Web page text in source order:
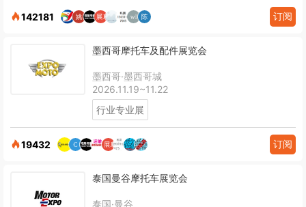
142181 订阅
墨西哥摩托车及配件展览会
墨西哥·墨西哥城
2026.11.19~11.22
行业专业展
19432 订阅
泰国曼谷摩托车展览会
泰国·曼谷